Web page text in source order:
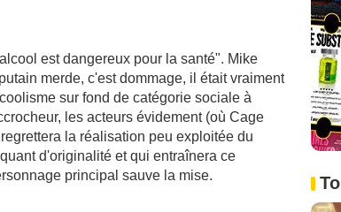
est dangereux pour la santé". Mike
merde, c'est dommage, il était vraiment
sur fond de catégorie sociale à
les acteurs évidement (où Cage
la réalisation peu exploitée du
d'originalité et qui entraînera ce
principal sauve la mise.